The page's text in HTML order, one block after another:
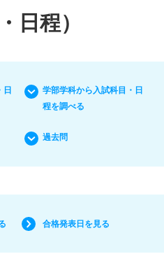
日程）
日
学部学科から入試科目・日
程を調べる
過去問
合格発表日を見る